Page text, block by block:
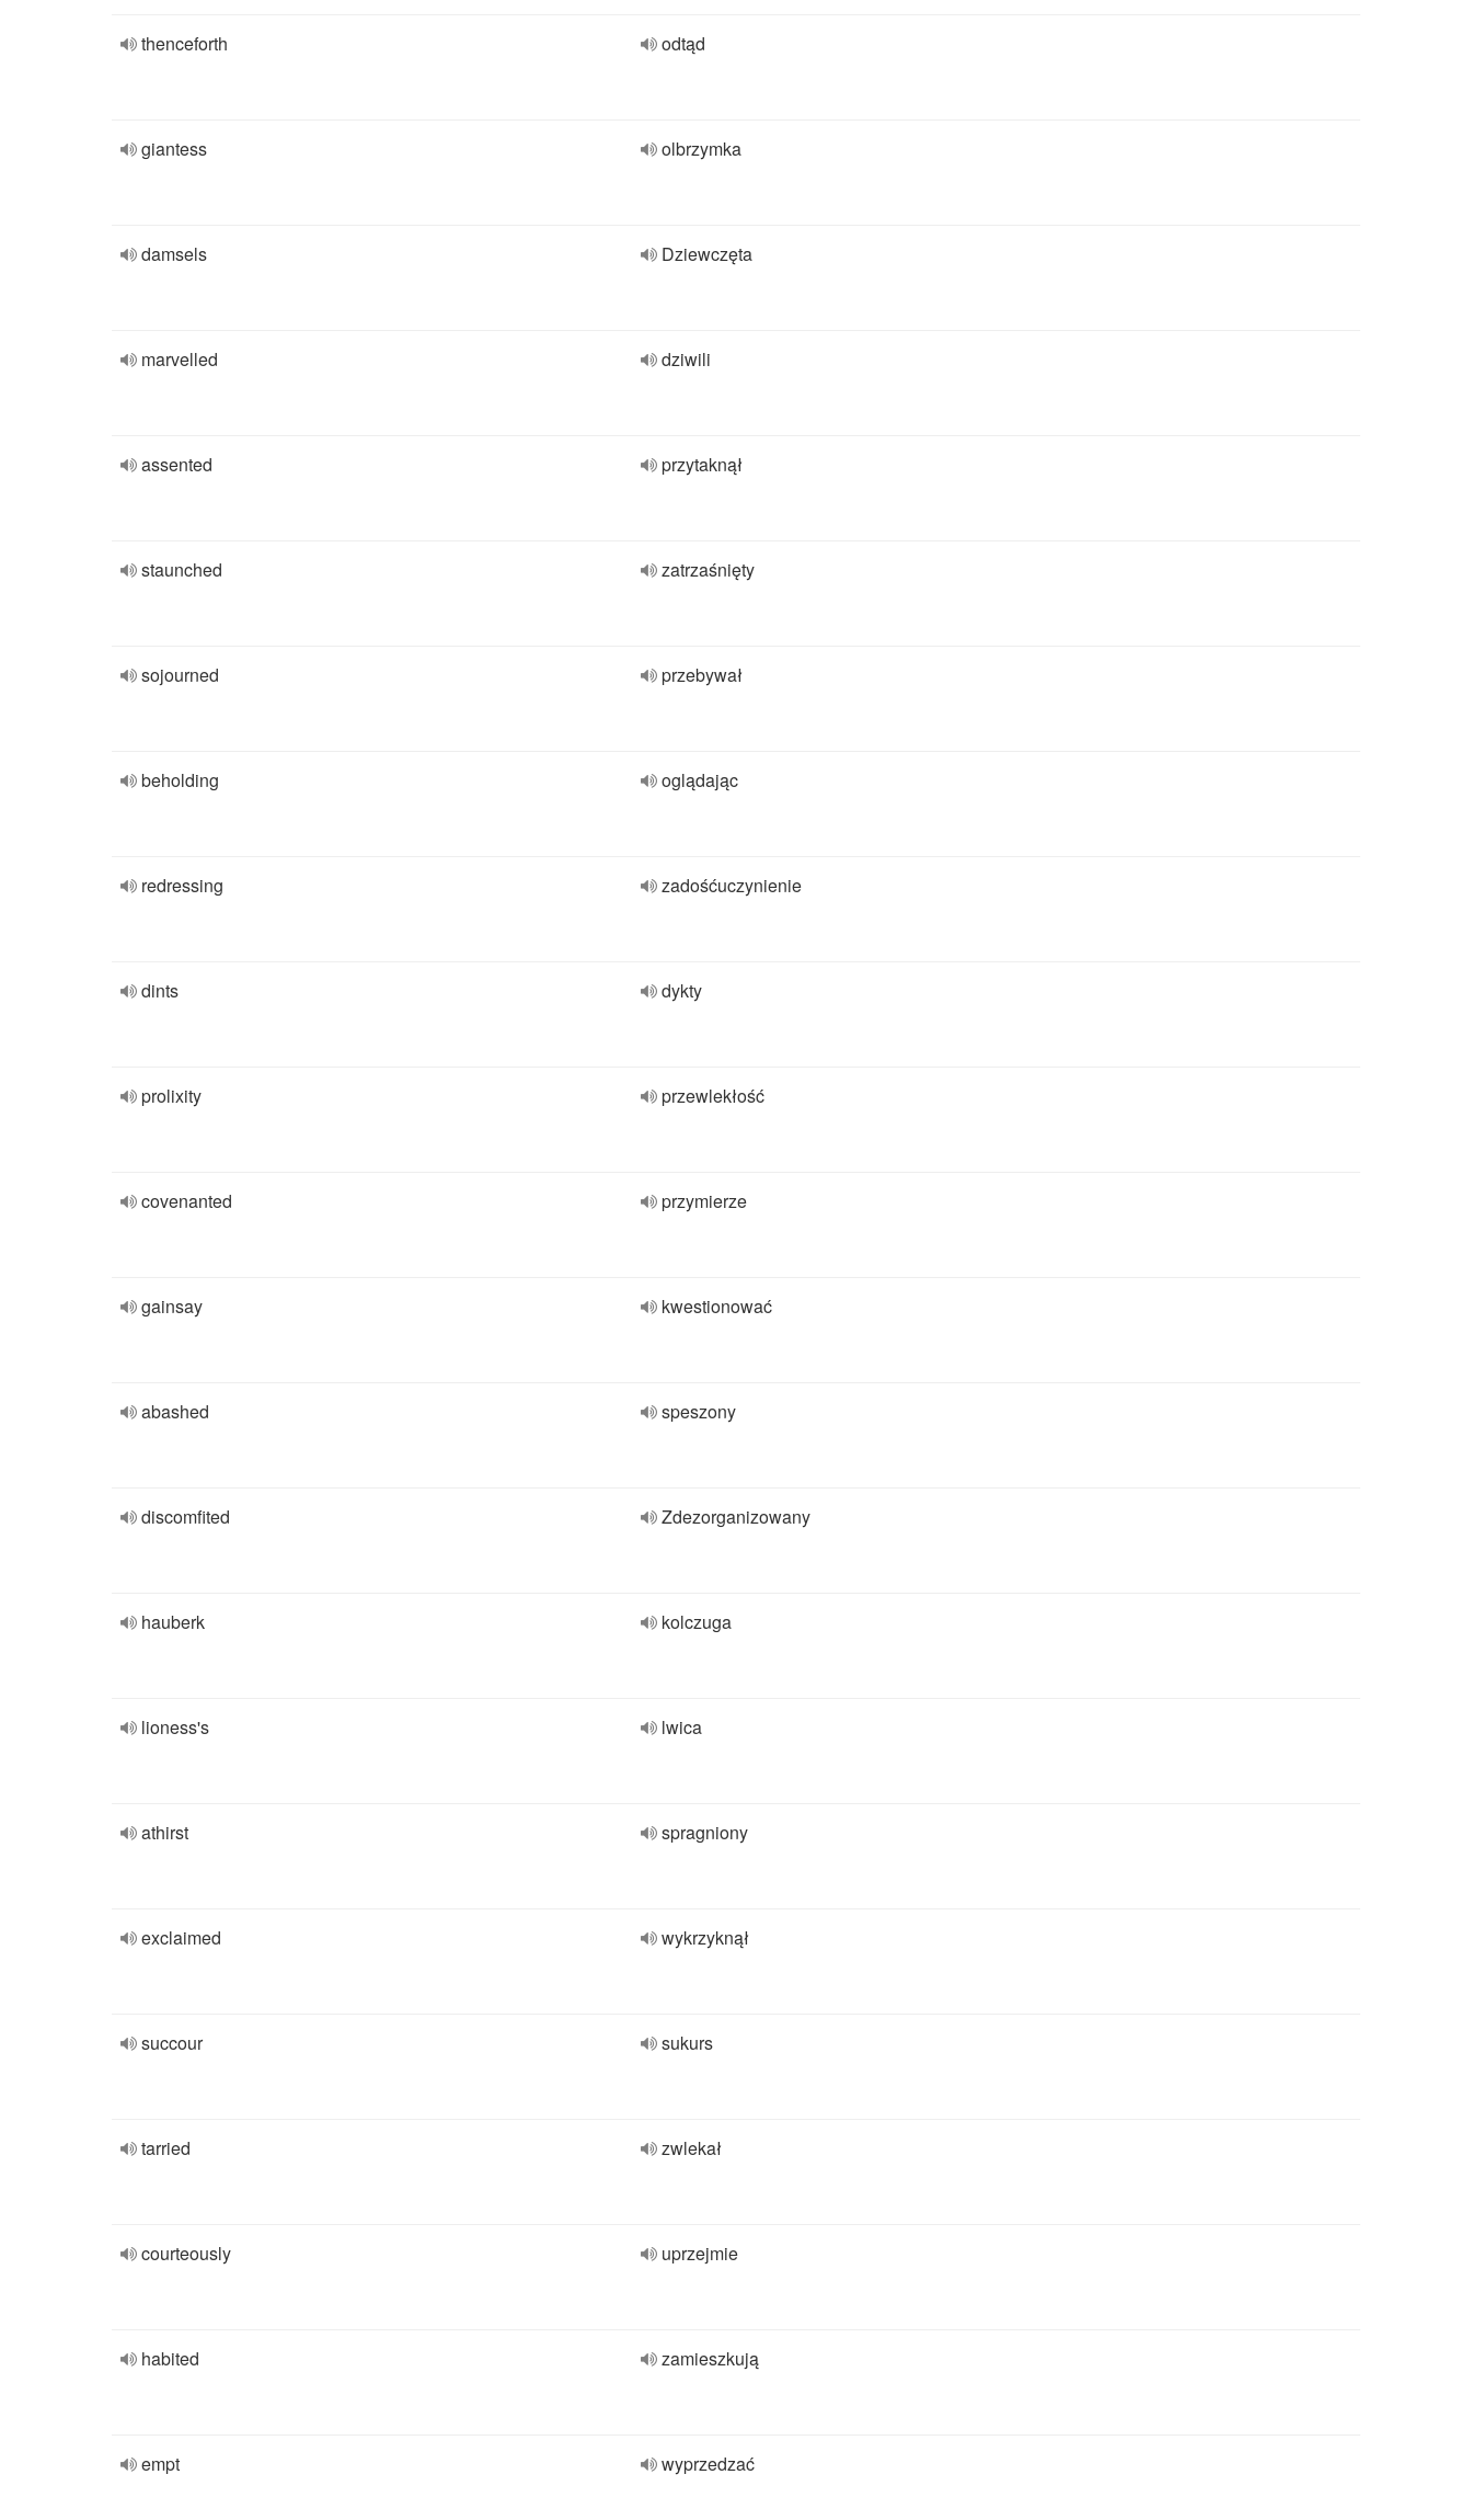
thenceforth odtąd
giantess olbrzymka
damsels Dziewczęta
marvelled dziwili
assented przytaknął
staunched zatrzaśnięty
sojourned przebywał
beholding oglądając
redressing zadośćuczynienie
dints dykty
prolixity przewlekłość
covenanted przymierze
gainsay kwestionować
abashed speszony
discomfited Zdezorganizowany
hauberk kolczuga
lioness's lwica
athirst spragniony
exclaimed wykrzyknął
succour sukurs
tarried zwlekał
courteously uprzejmie
habited zamieszkują
empt wyprzedzać